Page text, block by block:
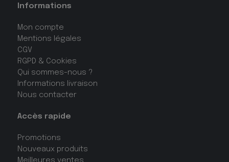
Informations
Mon compte
Mentions légales
CGV
RGPD & Cookies
Qui sommes-nous ?
Informations livraison
Nous contacter
Accès rapide
Promotions
Nouveaux produits